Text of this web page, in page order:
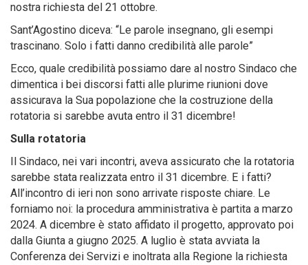
nostra richiesta del 21 ottobre.
Sant’Agostino diceva: “Le parole insegnano, gli esempi
trascinano. Solo i fatti danno credibilità alle parole”
Ecco, quale credibilità possiamo dare al nostro Sindaco che
dimentica i bei discorsi fatti alle plurime riunioni dove
assicurava la Sua popolazione che la costruzione della
rotatoria si sarebbe avuta entro il 31 dicembre!
Sulla rotatoria
Il Sindaco, nei vari incontri, aveva assicurato che la rotatoria
sarebbe stata realizzata entro il 31 dicembre. E i fatti?
All’incontro di ieri non sono arrivate risposte chiare. Le
forniamo noi: la procedura amministrativa è partita a marzo
2024. A dicembre è stato affidato il progetto, approvato poi
dalla Giunta a giugno 2025. A luglio è stata avviata la
Conferenza dei Servizi e inoltrata alla Regione la richiesta